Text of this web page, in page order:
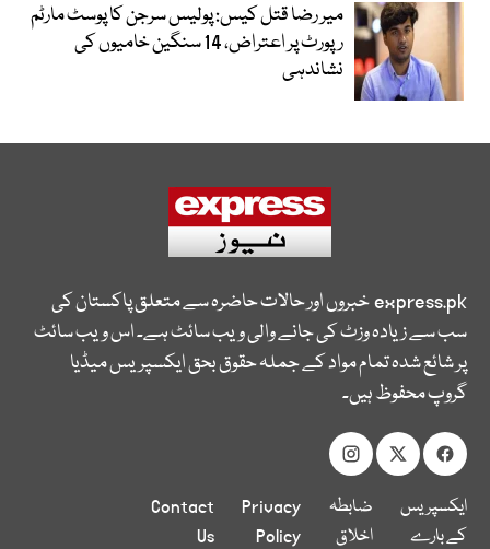
میر رضا قتل کیس: پولیس سرجن کا پوسٹ مارٹم
رپورٹ پر اعتراض، 14 سنگین خامیوں کی
نشاندہی
express.pkخبروں اور حالات حاضرہ سے متعلق پاکستان کی
سب سے زیادہ وزٹ کی جانے والی ویب سائٹ ہے۔ اس ویب سائٹ
پر شائع شدہ تمام مواد کے جملہ حقوق بحق ایکسپریس میڈیا
گروپ محفوظ ہیں۔
ایکسپریس
کے بارے
ضابطہ
اخلاق
Privacy
Policy
Contact
Us